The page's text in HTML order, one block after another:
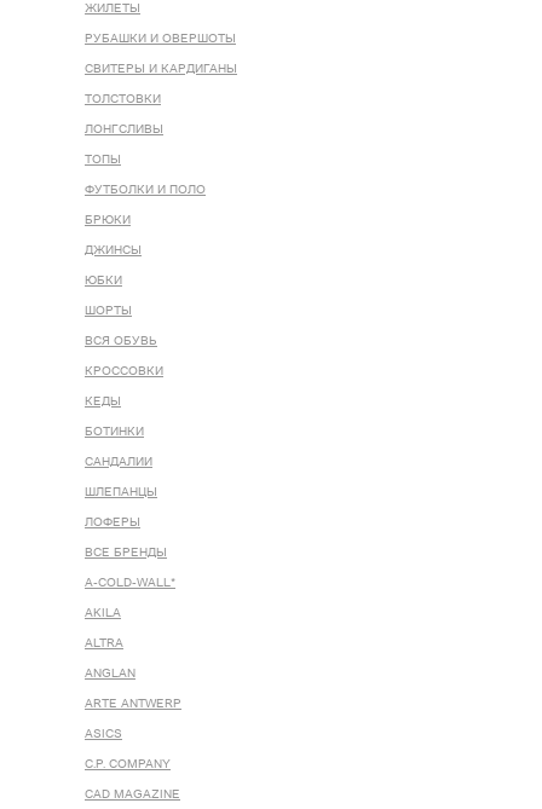
ЖИЛЕТЫ
РУБАШКИ И ОВЕРШОТЫ
СВИТЕРЫ И КАРДИГАНЫ
ТОЛСТОВКИ
ЛОНГСЛИВЫ
ТОПЫ
ФУТБОЛКИ И ПОЛО
БРЮКИ
ДЖИНСЫ
ЮБКИ
ШОРТЫ
ВСЯ ОБУВЬ
КРОССОВКИ
КЕДЫ
БОТИНКИ
САНДАЛИИ
ШЛЕПАНЦЫ
ЛОФЕРЫ
ВСЕ БРЕНДЫ
A-COLD-WALL*
AKILA
ALTRA
ANGLAN
ARTE ANTWERP
ASICS
C.P. COMPANY
CAD MAGAZINE